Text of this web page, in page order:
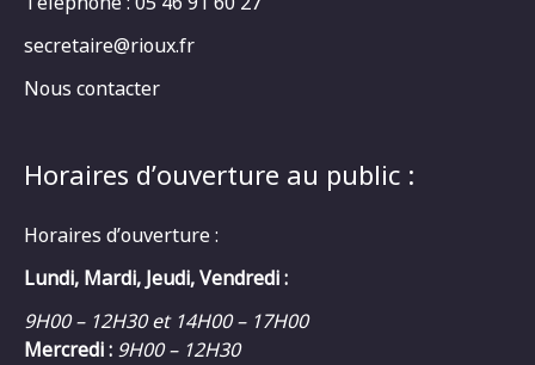
secretaire@rioux.fr
Nous contacter
Horaires d’ouverture au public :
Horaires d’ouverture :
Lundi, Mardi, Jeudi, Vendredi :
9H00 – 12H30 et 14H00 – 17H00
Mercredi : 9H00 – 12H30